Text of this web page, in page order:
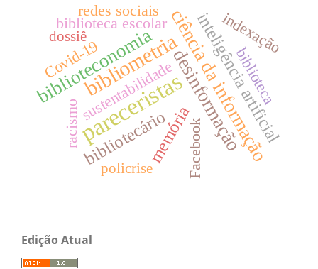
pareceristas
bibliometriaciência da informação
desinformação
biblioteconomia inteligência artificial
bibliotecáriomemóriaFacebook
racismo
biblioteca
biblioteca escolar
sustentabilidade
redes sociais indexação
Covid-19
dossiê
policrise
Edição Atual